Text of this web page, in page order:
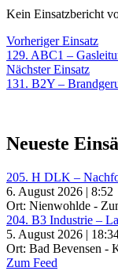
Kein Einsatzbericht
Vorheriger Einsatz
129. ABC1 –
Nächster Einsatz
131. B2Y –
Neueste
205. H DLK –
6. August 2026 | 8:52
Ort: Nienwohlde -
204. B3 Industrie –
5. August 2026 |
Ort: Bad Bevensen -
Zum Feed